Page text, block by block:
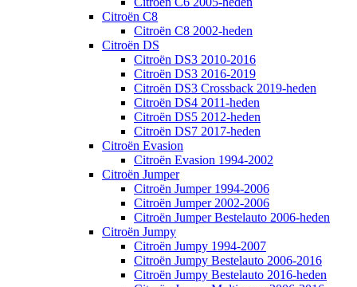
Citroën C8
Citroën C8 2002-heden
Citroën DS
Citroën DS3 2010-2016
Citroën DS3 2016-2019
Citroën DS3 Crossback 2019-heden
Citroën DS4 2011-heden
Citroën DS5 2012-heden
Citroën DS7 2017-heden
Citroën Evasion
Citroën Evasion 1994-2002
Citroën Jumper
Citroën Jumper 1994-2006
Citroën Jumper 2002-2006
Citroën Jumper Bestelauto 2006-heden
Citroën Jumpy
Citroën Jumpy 1994-2007
Citroën Jumpy Bestelauto 2006-2016
Citroën Jumpy Bestelauto 2016-heden